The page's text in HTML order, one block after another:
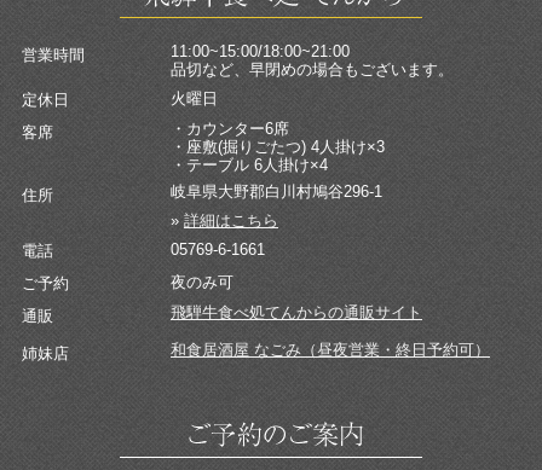
営業時間
11:00~15:00/18:00~21:00
品切など、早閉めの場合もございます。
定休日
火曜日
客席
・カウンター6席
・座敷(掘りごたつ) 4人掛け×3
・テーブル 6人掛け×4
住所
岐阜県大野郡白川村鳩谷296-1
» 詳細はこちら
電話
05769-6-1661
ご予約
夜のみ可
通販
飛騨牛食べ処てんからの通販サイト
姉妹店 和食居酒屋 なごみ（昼夜営業・終日予約可）